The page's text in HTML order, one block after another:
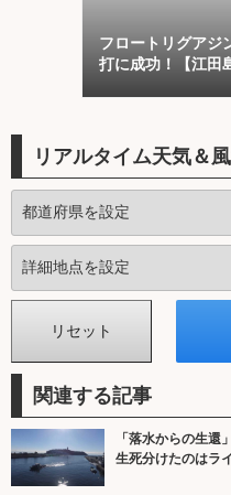
フロートリグアジ
打に成功！【江田
リアルタイム天気＆
関連する記事
「落水からの生還
生死分けたのはラ